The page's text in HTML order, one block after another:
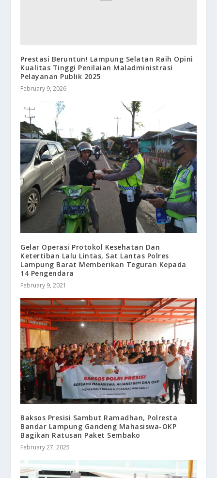
Prestasi Beruntun! Lampung Selatan Raih Opini
Kualitas Tinggi Penilaian Maladministrasi
Pelayanan Publik 2025
February 9, 2026
Gelar Operasi Protokol Kesehatan Dan
Ketertiban Lalu Lintas, Sat Lantas Polres
Lampung Barat Memberikan Teguran Kepada
14 Pengendara
February 9, 2021
Baksos Presisi Sambut Ramadhan, Polresta
Bandar Lampung Gandeng Mahasiswa-OKP
Bagikan Ratusan Paket Sembako
February 27, 2025